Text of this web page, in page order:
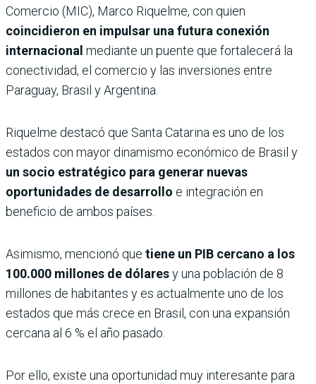
Comercio (MIC), Marco Riquelme, con quien
coincidieron en impulsar una futura conexión
internacional mediante un puente que fortalecerá la
conectividad, el comercio y las inversiones entre
Paraguay, Brasil y Argentina.
Riquelme destacó que Santa Catarina es uno de los
estados con mayor dinamismo económico de Brasil y
un socio estratégico para generar nuevas
oportunidades de desarrollo e integración en
beneficio de ambos países.
Asimismo, mencionó que tiene un PIB cercano a los
100.000 millones de dólaresy una población de 8
millones de habitantes y es actualmente uno de los
estados que más crece en Brasil, con una expansión
cercana al 6 % el año pasado.
Por ello, existe una oportunidad muy interesante para